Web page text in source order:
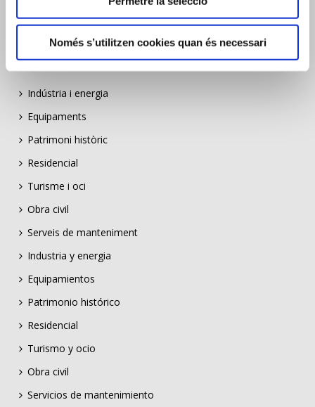
Només s’utilitzen cookies quan és necessari
EXPERIÈNCIA
Indústria i energia
Equipaments
Patrimoni històric
Residencial
Turisme i oci
Obra civil
Serveis de manteniment
Industria y energia
Equipamientos
Patrimonio histórico
Residencial
Turismo y ocio
Obra civil
Servicios de mantenimiento